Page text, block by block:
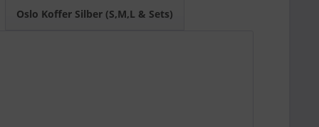
ist.
Oslo Koffer Silber (S,M,L & Sets)